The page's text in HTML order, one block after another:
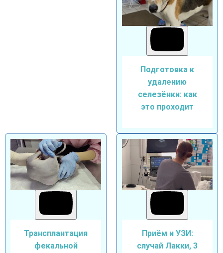
Подготовка к
удалению
селезёнки: как
это проходит
Трансплантация
фекальной
Приём и УЗИ:
случай Лакки, 3